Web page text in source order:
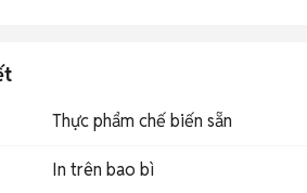
Thực phẩm chế biến sẵn
In trên bao bì